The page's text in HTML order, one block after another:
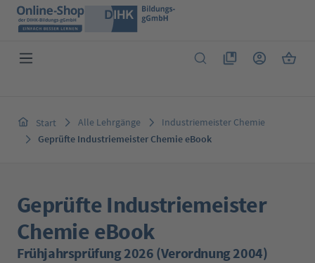
Zum Hauptinhalt springen
Du hast 0 Produkte
Start Alle Lehrgänge
Industriemeister Chemie
Geprüfte Industriemeister Chemie eBook
Geprüfte Industriemeister
Chemie eBook
Frühjahrsprüfung 2026 (Verordnung 2004)